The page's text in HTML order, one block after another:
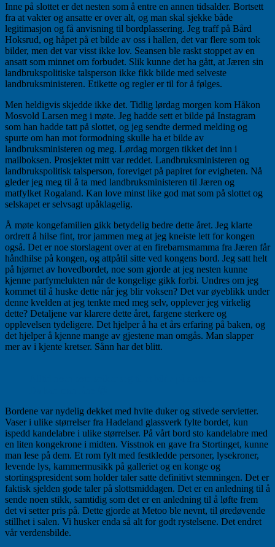
Inne på slottet er det nesten som å entre en annen tidsalder. Bortsett
fra at vakter og ansatte er over alt, og man skal sjekke både
legitimasjon og få anvisning til bordplassering. Jeg traff på Bård
Hoksrud, og håpet på et bilde av oss i hallen, det var flere som tok
bilder, men det var visst ikke lov. Seansen ble raskt stoppet av en
ansatt som minnet om forbudet. Slik kunne det ha gått, at Jæren sin
landbrukspolitiske talsperson ikke fikk bilde med selveste
landbruksministeren. Etikette og regler er til for å følges.
Men heldigvis skjedde ikke det. Tidlig lørdag morgen kom Håkon
Mosvold Larsen meg i møte. Jeg hadde sett et bilde på Instagram
som han hadde tatt på slottet, og jeg sendte dermed melding og
spurte om han mot formodning skulle ha et bilde av
landbruksministeren og meg. Lørdag morgen tikket det inn i
mailboksen. Prosjektet mitt var reddet. Landbruksministeren og
landbrukspolitisk talsperson, foreviget på papiret for evigheten. Nå
gleder jeg meg til å ta med landbruksministeren til Jæren og
matfylket Rogaland. Kan love minst like god mat som på slottet og
selskapet er selvsagt upåklagelig.
Å møte kongefamilien gikk betydelig bedre dette året. Jeg klarte
ordrett å hilse fint, tror jammen meg at jeg kneiste lett for kongen
også. Det er noe storslagent over at en firebarnsmamma fra Jæren får
håndhilse på kongen, og attpåtil sitte ved kongens bord. Jeg satt helt
på hjørnet av hovedbordet, noe som gjorde at jeg nesten kunne
kjenne parfymelukten når de kongelige gikk forbi. Undres om jeg
kommet til å huske dette når jeg blir voksen? Det var øyeblikk under
denne kvelden at jeg tenkte med meg selv, opplever jeg virkelig
dette? Detaljene var klarere dette året, fargene sterkere og
opplevelsen tydeligere. Det hjelper å ha et års erfaring på baken, og
det hjelper å kjenne mange av gjestene man omgås. Man slapper
mer av i kjente kretser. Sånn har det blitt.
Bordene var nydelig dekket med hvite duker og stivede servietter.
Vaser i ulike størrelser fra Hadeland glassverk fylte bordet, kun
ispedd kandelabre i ulike størrelser. På vårt bord sto kandelabre med
en liten kongekrone i midten. Visstnok en gave fra Stortinget, kunne
man lese på dem. Et rom fylt med festkledde personer, lysekroner,
levende lys, kammermusikk på galleriet og en konge og
stortingspresident som holder taler satte definitivt stemningen. Det er
faktisk sjelden gode taler på slottsmiddagen. Det er en anledning til å
sende noen stikk, samtidig som det er en anledning til å løfte frem
det vi setter pris på. Dette gjorde at Metoo ble nevnt, til øredøvende
stillhet i salen. Vi husker enda så alt for godt rystelsene. Det endret
vår verdensbilde.